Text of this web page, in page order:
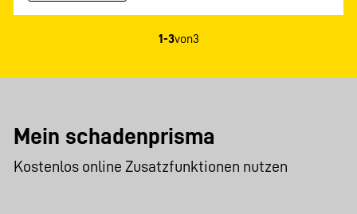
1-3von3
Mein schadenprisma
Kostenlos online Zusatzfunktionen nutzen